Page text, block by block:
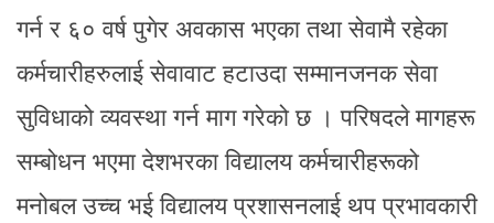
गर्न र ६० वर्ष पुगेर अवकास भएका तथा सेवामै रहेका
कर्मचारीहरुलाई सेवावाट हटाउदा सम्मानजनक सेवा
सुविधाको व्यवस्था गर्न माग गरेको छ । परिषदले मागहरू
सम्बोधन भएमा देशभरका विद्यालय कर्मचारीहरूको
मनोबल उच्च भई विद्यालय प्रशासनलाई थप प्रभावकारी